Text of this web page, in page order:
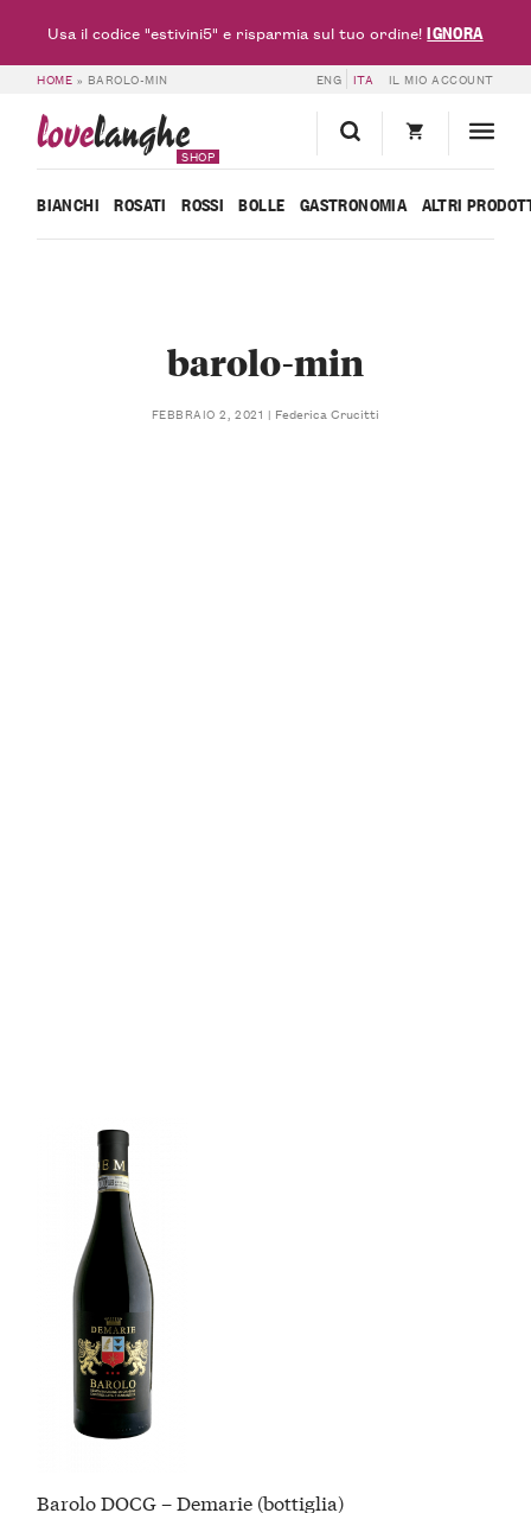
HOME » BAROLO-MIN ENG ITA IL MIO ACCOUNT
lovelanghe
SHOP
BIANCHI ROSATI ROSSI BOLLE GASTRONOMIA ALTRI
barolo-min
FEBBRAIO 2, 2021 Federica Crucitti
Barolo DOCG – Demarie (bottiglia)
Usa il codice "estivini5" e risparmia sul tuo ordine!IGNORA